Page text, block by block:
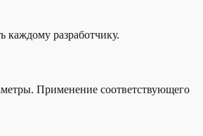
каждому разработчику.
Применение соответствующего